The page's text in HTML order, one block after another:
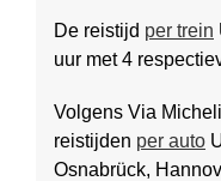
De reistijd per trein
uur met 4
Volgens Via
reistijden per auto
Osnabrück,